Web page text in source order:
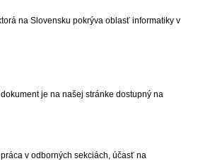
na Slovensku pokrýva oblasť informatiky v
dokument je na našej stránke dostupný na
v odborných sekciách, účasť na